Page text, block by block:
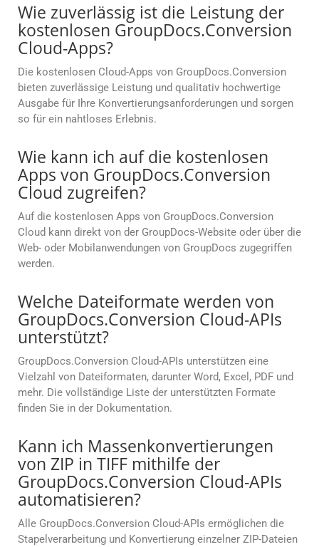
Wie zuverlässig ist die Leistung der
kostenlosen GroupDocs.Conversion
Cloud-Apps?
Die kostenlosen Cloud-Apps von GroupDocs.Conversion
bieten zuverlässige Leistung und qualitativ hochwertige
Ausgabe für Ihre Konvertierungsanforderungen und sorgen
so für ein nahtloses Erlebnis.
Wie kann ich auf die kostenlosen
Apps von GroupDocs.Conversion
Cloud zugreifen?
Auf die kostenlosen Apps von GroupDocs.Conversion
Cloud kann direkt von der GroupDocs-Website oder über die
Web- oder Mobilanwendungen von GroupDocs zugegriffen
werden.
Welche Dateiformate werden von
GroupDocs.Conversion Cloud-APIs
unterstützt?
GroupDocs.Conversion Cloud-APIs unterstützen eine
Vielzahl von Dateiformaten, darunter Word, Excel, PDF und
mehr. Die vollständige Liste der unterstützten Formate
finden Sie in der Dokumentation.
Kann ich Massenkonvertierungen
von ZIP in TIFF mithilfe der
GroupDocs.Conversion Cloud-APIs
automatisieren?
Alle GroupDocs.Conversion Cloud-APIs ermöglichen die
Stapelverarbeitung und Konvertierung einzelner ZIP-Dateien